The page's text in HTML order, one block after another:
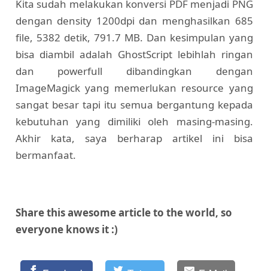
Kita sudah melakukan konversi PDF menjadi PNG
dengan density 1200dpi dan menghasilkan 685
file, 5382 detik, 791.7 MB. Dan kesimpulan yang
bisa diambil adalah GhostScript lebihlah ringan
dan powerfull dibandingkan dengan
ImageMagick yang memerlukan resource yang
sangat besar tapi itu semua bergantung kepada
kebutuhan yang dimiliki oleh masing-masing.
Akhir kata, saya berharap artikel ini bisa
bermanfaat.
Share this awesome article to the world, so
everyone knows it :)